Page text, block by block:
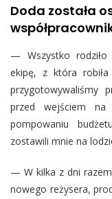
Doda została
— Wszystko rodziło
ekipę, z która
przygotowywaliśmy
przed wejściem na
pompowaniu
zostawili mnie na
— W kilka z dni
nowego reżysera,